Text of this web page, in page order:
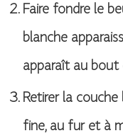
Faire fondre le
blanche
apparaît au bout
Retirer la couche
fine, au fur et à